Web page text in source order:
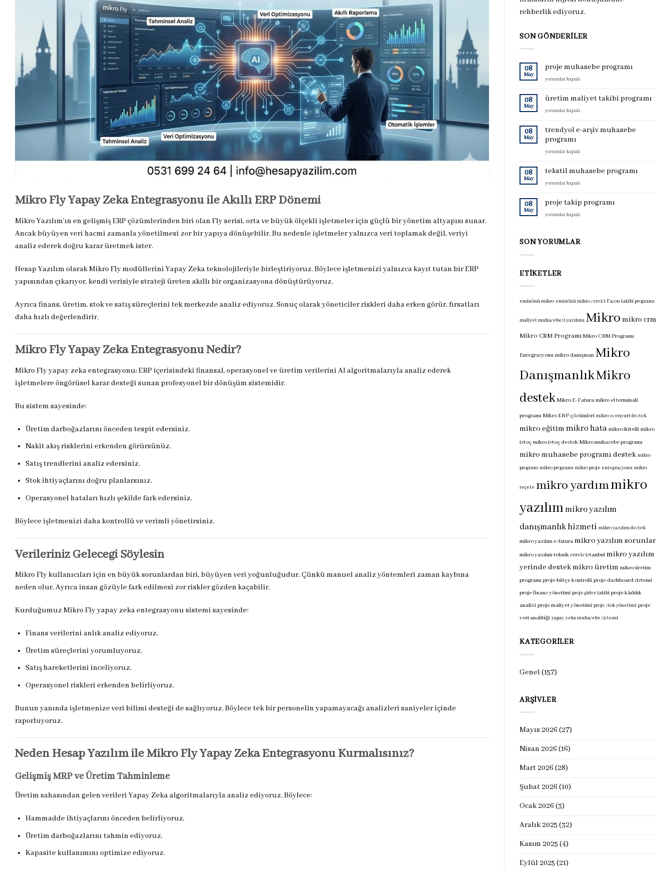
Mikro Fly Yapay Zeka Entegrasyonu ile Akıllı ERP Dönemi
Mikro Yazılım’ın en gelişmiş ERP çözümlerinden biri olan Fly serisi, orta ve büyük ölçekli işletmeler için güçlü bir yönetim altyapısı sunar.
Ancak büyüyen veri hacmi zamanla yönetilmesi zor bir yapıya dönüşebilir. Bu nedenle işletmeler yalnızca veri toplamak değil, veriyi
analiz ederek doğru karar üretmek ister.
Hesap Yazılım olarak Mikro Fly modüllerini Yapay Zeka teknolojileriyle birleştiriyoruz. Böylece işletmenizi yalnızca kayıt tutan bir ERP
yapısından çıkarıyor, kendi verisiyle strateji üreten akıllı bir organizasyona dönüştürüyoruz.
Ayrıca finans, üretim, stok ve satış süreçlerini tek merkezde analiz ediyoruz. Sonuç olarak yöneticiler riskleri daha erken görür, fırsatları
daha hızlı değerlendirir.
Mikro Fly Yapay Zeka Entegrasyonu Nedir?
Mikro Fly yapay zeka entegrasyonu; ERP içerisindeki finansal, operasyonel ve üretim verilerini AI algoritmalarıyla analiz ederek
işletmelere öngörüsel karar desteği sunan profesyonel bir dönüşüm sistemidir.
Bu sistem sayesinde:
Üretim darboğazlarını önceden tespit edersiniz.
Nakit akış risklerini erkenden görürsünüz.
Satış trendlerini analiz edersiniz.
Stok ihtiyaçlarını doğru planlarsınız.
Operasyonel hataları hızlı şekilde fark edersiniz.
Böylece işletmenizi daha kontrollü ve verimli yönetirsiniz.
Verileriniz Geleceği Söylesin
Mikro Fly kullanıcıları için en büyük sorunlardan biri, büyüyen veri yoğunluğudur. Çünkü manuel analiz yöntemleri zaman kaybına
neden olur. Ayrıca insan gözüyle fark edilmesi zor riskler gözden kaçabilir.
Kurduğumuz Mikro Fly yapay zeka entegrasyonu sistemi sayesinde:
Finans verilerini anlık analiz ediyoruz,
Üretim süreçlerini yorumluyoruz,
Satış hareketlerini inceliyoruz,
Operasyonel riskleri erkenden belirliyoruz.
Bunun yanında işletmenize veri bilimi desteği de sağlıyoruz. Böylece tek bir personelin yapamayacağı analizleri saniyeler içinde
raporluyoruz.
Neden Hesap Yazılım ile Mikro Fly Yapay Zeka Entegrasyonu Kurmalısınız?
Gelişmiş MRP ve Üretim Tahminleme
Üretim sahasından gelen verileri Yapay Zeka algoritmalarıyla analiz ediyoruz. Böylece:
Hammadde ihtiyaçlarını önceden belirliyoruz,
Üretim darboğazlarını tahmin ediyoruz,
Kapasite kullanımını optimize ediyoruz.
rehberlik ediyoruz.
SON GÖNDERILER
08
May
proje muhasebe programı
proje
programı
yorumlar kapalı
08
May
üretim maliyet takibi programı
üretim
takibi
için
yorumlar kapalı
08
May
trendyol e-arşiv muhasebe
programı
trendyol
arşiv
programı
yorumlar kapalı
08
May
tekstil muhasebe programı
tekstil
programı
yorumlar kapalı
08
May
proje takip programı
proje
için
yorumlar kapalı
SON YORUMLAR
ETIKETLER
eminönü mikro eminönü mikro servisi Fason takibi programı
maliyet muhasebesi yazılımı Mikro mikro crm
Mikro CRM Programı Mikro CRM Programı
Entegrasyonu mikro danışman Mikro
DanışmanlıkMikro
destek Mikro E-Fatura mikro el terminali
programı Mikro ERP çözümleri mikro esenyurt destek
mikro eğitimmikro hata mikro ikitelli mikro
istoç mikro istoç destek Mikro muhasebe programı
mikro muhasebe programı destek mikro
program mikro programı mikro proje entegrasyonu mikro
reçete mikro yardımmikro
yazılımmikro yazılım
danışmanlık hizmeti mikro yazılım destek
mikro yazılım e-fatura mikro yazılım sorunlar
mikro yazılım teknik servis istanbul mikro yazılım
yerinde destekmikro üretim mikro üretim
programı proje bütçe kontrolü proje dashboard sistemi
proje finans yönetimi proje gider takibi proje kârlılık
analizi proje maliyet yönetimi proje stok yönetimi proje
veri analitiği yapay zeka muhasebe sistemi
KATEGORILER
Genel(157)
ARŞIVLER
Mayıs 2026 (27)
Nisan 2026 (16)
Mart 2026 (28)
Şubat 2026 (10)
Ocak 2026 (3)
Aralık 2025 (32)
Kasım 2025 (4)
Eylül 2025 (21)